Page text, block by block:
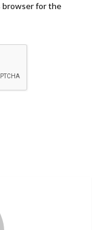
browser for the